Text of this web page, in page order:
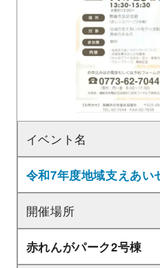
イベント名
令和7年度地域支えあい
開催場所
赤れんがパーク2号棟